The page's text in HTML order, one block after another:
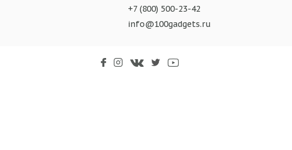
+7 (800) 500-23-42
info@100gadgets.ru